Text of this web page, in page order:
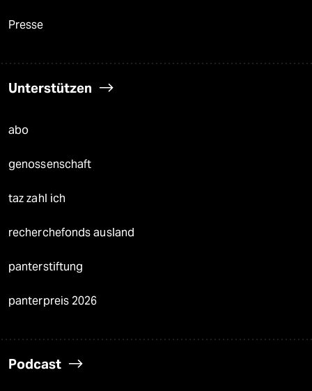
Presse
Unterstützen
abo
genossenschaft
taz zahl ich
recherchefonds ausland
panterstiftung
panterpreis 2026
Podcast